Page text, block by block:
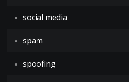
social media
spam
spoofing